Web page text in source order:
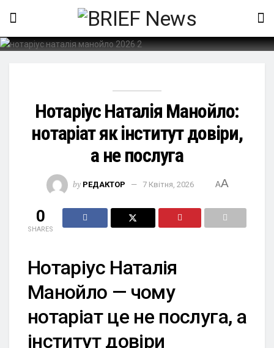
Нотаріус Наталія Манойло:
нотаріат як інститут довіри,
а не послуга
by РЕДАКТОР 7 Квітня, 2026 AA
0
SHARES
Нотаріус Наталія
Манойло — чому
нотаріат це не послуга, а
інститут довіри